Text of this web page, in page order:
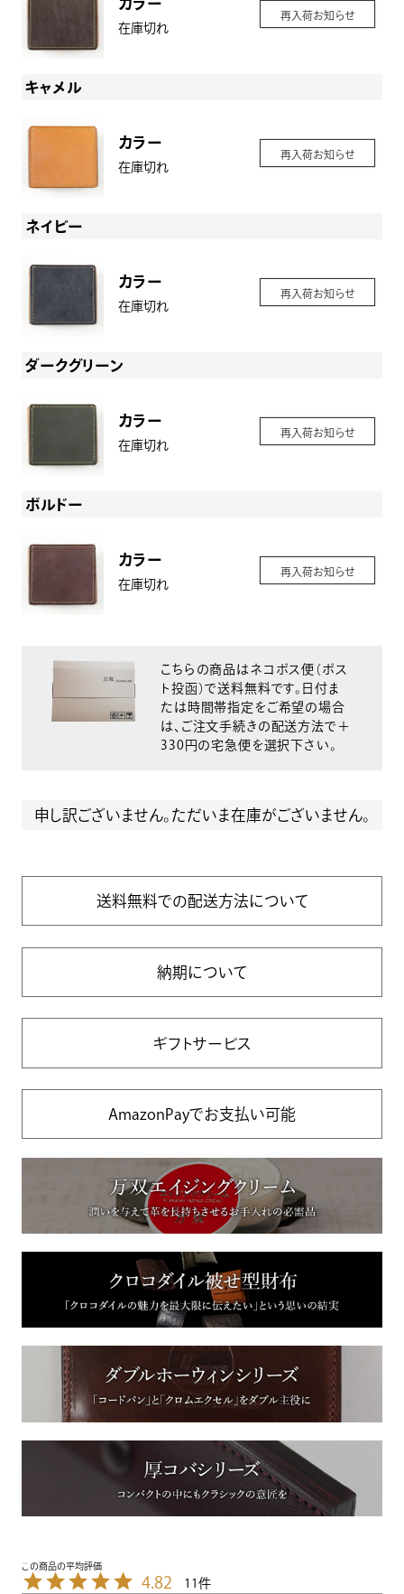
カラー
在庫切れ
再入荷お知らせ
キャメル
カラー
在庫切れ
再入荷お知らせ
ネイビー
カラー
在庫切れ
再入荷お知らせ
ダークグリーン
カラー
在庫切れ
再入荷お知らせ
ボルドー
カラー
在庫切れ
再入荷お知らせ
こちらの商品はネコポス便（ポス
ト投函）で送料無料です。日付ま
たは時間帯指定をご希望の場合
は、ご注文手続きの配送方法で＋
330円の宅急便を選択下さい。
申し訳ございません。ただいま在庫がございません。
送料無料での配送方法について
納期について
ギフトサービス
AmazonPayでお支払い可能
4.82 11